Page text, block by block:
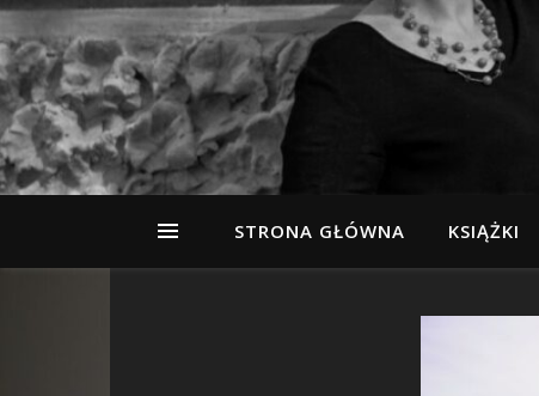
STRONA GŁÓWNA KSIĄŻKI